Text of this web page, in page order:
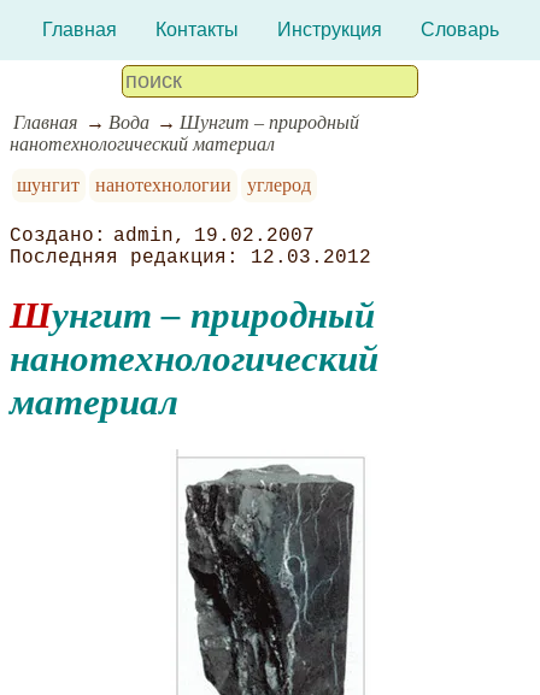
Главная Контакты Инструкция Словарь
Главная Вода
Шунгит – природный
нанотехнологический материал
шунгит
нанотехнологии углерод
admin
19.02.2007
12.03.2012
Шунгит – природный
нанотехнологический
материал